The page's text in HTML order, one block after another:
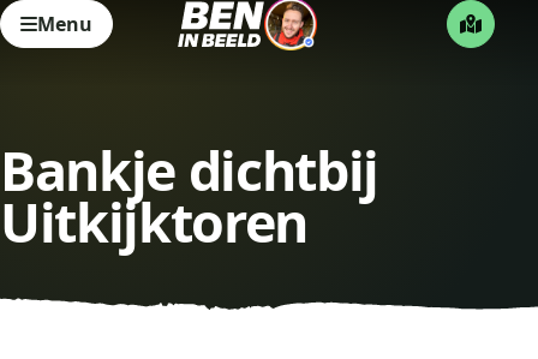
Menu
Bankje dichtbij
Uitkijktoren